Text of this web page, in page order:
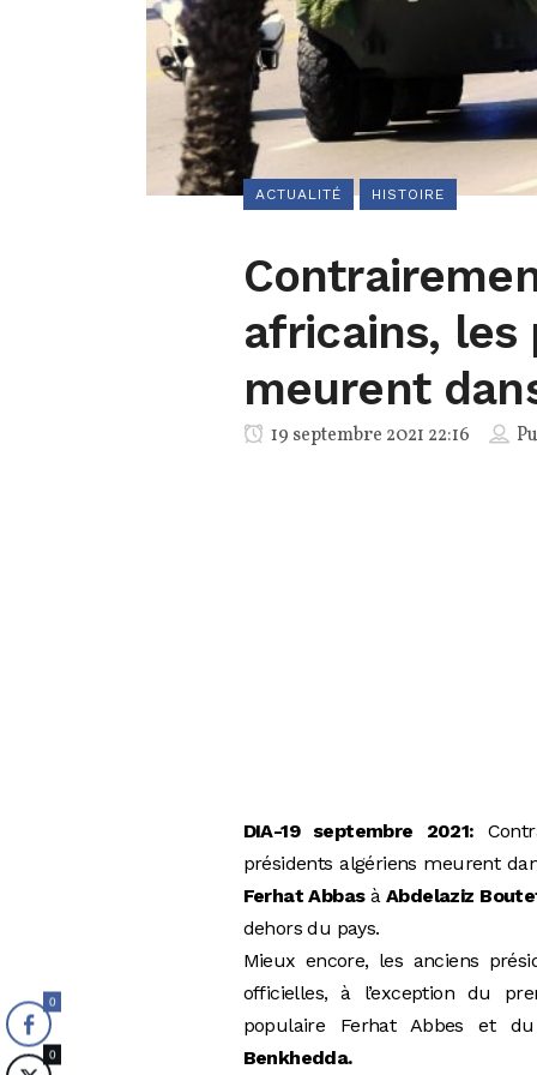
ACTUALITÉ HISTOIRE
africains, les
meurent
19 septembre 2021 22:16
DIA-19 septembre 2021:
présidents algériens meurent
Ferhat AbbasàAbdelaziz
dehors du pays.
Mieux encore, les anciens
officielles, à l’exception du
populaire Ferhat Abbes et
Benkhedda.
0
0